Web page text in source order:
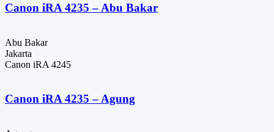
Canon iRA 4235 – Abu Bakar
Abu Bakar
Jakarta
Canon iRA 4245
Canon iRA 4235 – Agung